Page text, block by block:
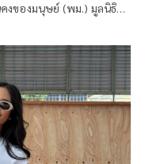
งของมนุษย์ (พม.) มูลนิธิ
งความเข้าใจและการ